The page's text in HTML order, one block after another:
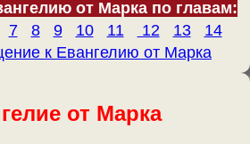
от Марка по главам:
7 8 9 10 11 12 13
14
к Евангелию от Марка
от Марка